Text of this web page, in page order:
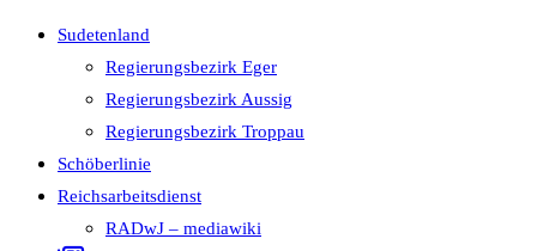
Sudetenland
Regierungsbezirk Eger
Regierungsbezirk Aussig
Regierungsbezirk Troppau
Schöberlinie
Reichsarbeitsdienst
RADwJ – mediawiki